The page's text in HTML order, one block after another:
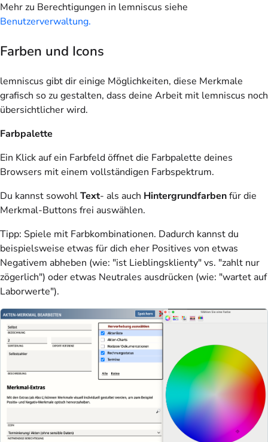
Mehr zu Berechtigungen in lemniscus siehe
Benutzerverwaltung.
Farben und Icons
lemniscus gibt dir einige Möglichkeiten, diese Merkmale
grafisch so zu gestalten, dass deine Arbeit mit lemniscus noch
übersichtlicher wird.
Farbpalette
Ein Klick auf ein Farbfeld öffnet die Farbpalette deines
Browsers mit einem vollständigen Farbspektrum.
Du kannst sowohlText- als auch Hintergrundfarbenfür die
Merkmal-Buttons frei auswählen.
Tipp: Spiele mit Farbkombinationen. Dadurch kannst du
beispielsweise etwas für dich eher Positives von etwas
Negativem abheben (wie: "ist Lieblingsklienty" vs. "zahlt nur
zögerlich") oder etwas Neutrales ausdrücken (wie: "wartet auf
Laborwerte").